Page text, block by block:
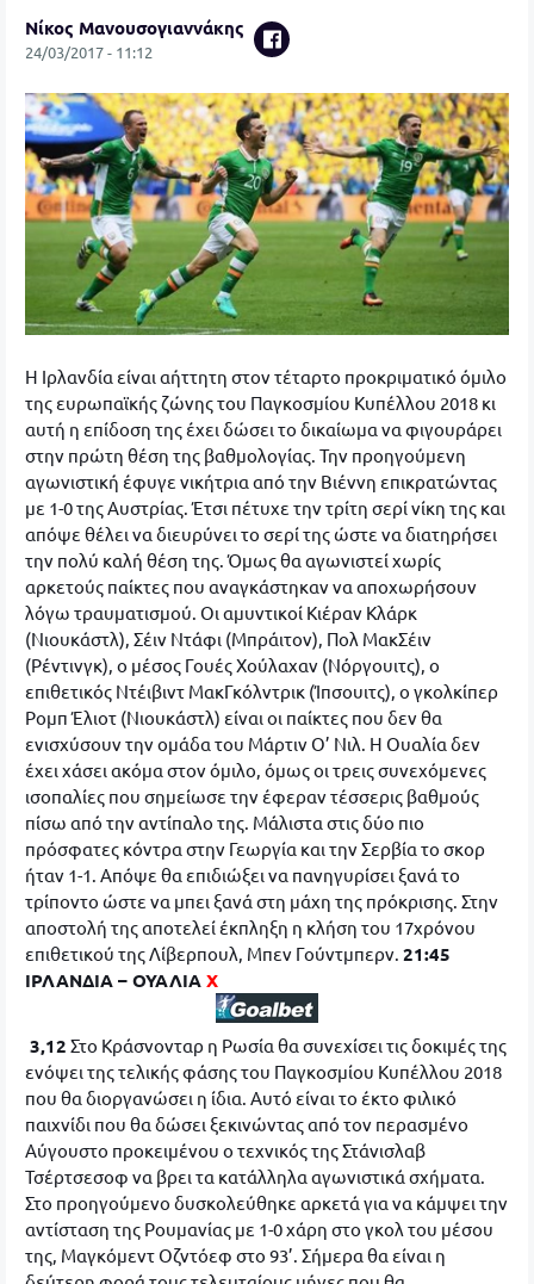
Νίκος Μανουσογιαννάκης
24/03/2017 - 11:12
Η Ιρλανδία είναι αήττητη στον τέταρτο προκριματικό όμιλο
της ευρωπαϊκής ζώνης του Παγκοσμίου Κυπέλλου 2018 κι
αυτή η επίδοση της έχει δώσει το δικαίωμα να φιγουράρει
στην πρώτη θέση της βαθμολογίας. Την προηγούμενη
αγωνιστική έφυγε νικήτρια από την Βιέννη επικρατώντας
με 1-0 της Αυστρίας. Έτσι πέτυχε την τρίτη σερί νίκη της και
απόψε θέλει να διευρύνει το σερί της ώστε να διατηρήσει
την πολύ καλή θέση της. Όμως θα αγωνιστεί χωρίς
αρκετούς παίκτες που αναγκάστηκαν να αποχωρήσουν
λόγω τραυματισμού. Οι αμυντικοί Κιέραν Κλάρκ
(Νιουκάστλ), Σέιν Ντάφι (Μπράιτον), Πολ ΜακΣέιν
(Ρέντινγκ), ο μέσος Γουές Χούλαχαν (Νόργουιτς), ο
επιθετικός Ντέιβιντ ΜακΓκόλντρικ (Ίπσουιτς), ο γκολκίπερ
Ρομπ Έλιοτ (Νιουκάστλ) είναι οι παίκτες που δεν θα
ενισχύσουν την ομάδα του Μάρτιν Ο’ Νιλ. Η Ουαλία δεν
έχει χάσει ακόμα στον όμιλο, όμως οι τρεις συνεχόμενες
ισοπαλίες που σημείωσε την έφεραν τέσσερις βαθμούς
πίσω από την αντίπαλο της. Μάλιστα στις δύο πιο
πρόσφατες κόντρα στην Γεωργία και την Σερβία το σκορ
ήταν 1-1. Απόψε θα επιδιώξει να πανηγυρίσει ξανά το
τρίποντο ώστε να μπει ξανά στη μάχη της πρόκρισης. Στην
αποστολή της αποτελεί έκπληξη η κλήση του 17χρόνου
επιθετικού της Λίβερπουλ, Μπεν Γούντμπερν. 21:45
ΙΡΛΑΝΔΙΑ – ΟΥΑΛΙΑ Χ
3,12 Στο Κράσνονταρ η Ρωσία θα συνεχίσει τις δοκιμές της
ενόψει της τελικής φάσης του Παγκοσμίου Κυπέλλου 2018
που θα διοργανώσει η ίδια. Αυτό είναι το έκτο φιλικό
παιχνίδι που θα δώσει ξεκινώντας από τον περασμένο
Αύγουστο προκειμένου ο τεχνικός της Στάνισλαβ
Τσέρτσεσοφ να βρει τα κατάλληλα αγωνιστικά σχήματα.
Στο προηγούμενο δυσκολεύθηκε αρκετά για να κάμψει την
αντίσταση της Ρουμανίας με 1-0 χάρη στο γκολ του μέσου
της, Μαγκόμεντ Οζντόεφ στο 93’. Σήμερα θα είναι η